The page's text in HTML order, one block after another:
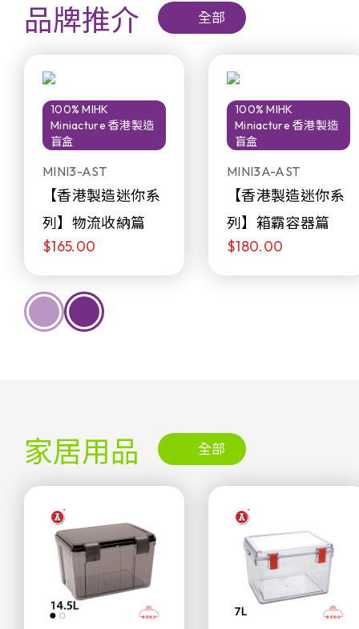
品牌推介 全部
100% MIHK
Miniacture 香港製造
盲盒
MINI3-AST
【香港製造迷你系
列】物流收納篇
$165.00
100% MIHK
Miniacture 香港製造
盲盒
MINI3A-AST
【香港製造迷你系
列】箱霸容器篇
$180.00
家居用品 全部